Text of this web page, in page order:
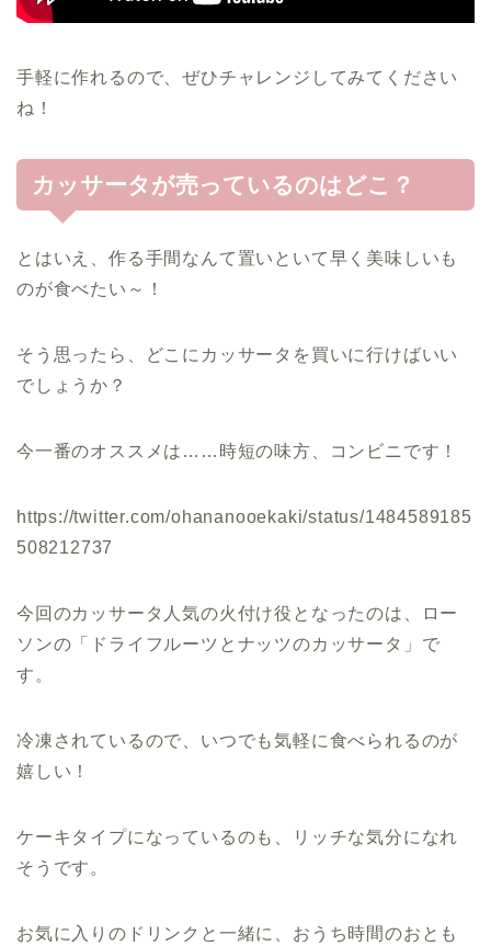
手軽に作れるので、ぜひチャレンジしてみてください
ね！
カッサータが売っているのはどこ？
とはいえ、作る手間なんて置いといて早く美味しいも
のが食べたい～！
そう思ったら、どこにカッサータを買いに行けばいい
でしょうか？
今一番のオススメは……時短の味方、コンビニです！
https://twitter.com/ohananooekaki/status/1484589185
508212737
今回のカッサータ人気の火付け役となったのは、ロー
ソンの「ドライフルーツとナッツのカッサータ」で
す。
冷凍されているので、いつでも気軽に食べられるのが
嬉しい！
ケーキタイプになっているのも、リッチな気分になれ
そうです。
お気に入りのドリンクと一緒に、おうち時間のおとも